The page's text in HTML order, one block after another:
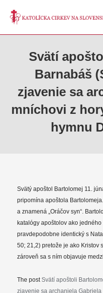
Svätí
Barnabáš
zjavenie sa
mníchovi z
hymnu
Svätý apoštol Bartolomej 11.
pripomína apoštola
a znamená „Oráčov syn“.
katalógy apoštolov ako
pravdepodobne identický s
50; 21,2) pretože je ako Kristov
zároveň sa s ním objavuje
The postSvätí apoštoli
zjavenie sa archanjela